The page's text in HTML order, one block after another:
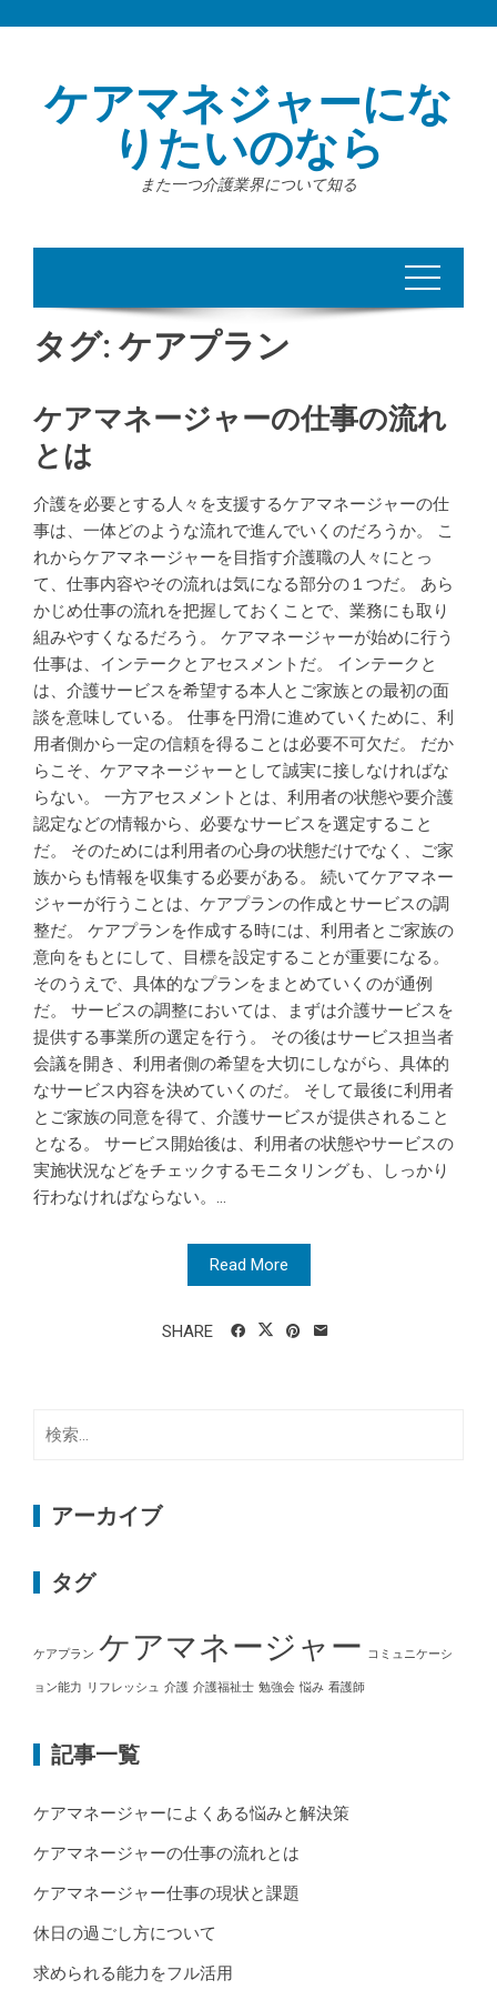
ケアマネジャーにな
りたいのなら
また一つ介護業界について知る
タグ: ケアプラン
ケアマネージャーの仕事の流れ
とは
介護を必要とする人々を支援するケアマネージャーの仕
事は、一体どのような流れで進んでいくのだろうか。 こ
れからケアマネージャーを目指す介護職の人々にとっ
て、仕事内容やその流れは気になる部分の１つだ。 あら
かじめ仕事の流れを把握しておくことで、業務にも取り
組みやすくなるだろう。 ケアマネージャーが始めに行う
仕事は、インテークとアセスメントだ。 インテークと
は、介護サービスを希望する本人とご家族との最初の面
談を意味している。 仕事を円滑に進めていくために、利
用者側から一定の信頼を得ることは必要不可欠だ。 だか
らこそ、ケアマネージャーとして誠実に接しなければな
らない。 一方アセスメントとは、利用者の状態や要介護
認定などの情報から、必要なサービスを選定すること
だ。 そのためには利用者の心身の状態だけでなく、ご家
族からも情報を収集する必要がある。 続いてケアマネー
ジャーが行うことは、ケアプランの作成とサービスの調
整だ。 ケアプランを作成する時には、利用者とご家族の
意向をもとにして、目標を設定することが重要になる。
そのうえで、具体的なプランをまとめていくのが通例
だ。 サービスの調整においては、まずは介護サービスを
提供する事業所の選定を行う。 その後はサービス担当者
会議を開き、利用者側の希望を大切にしながら、具体的
なサービス内容を決めていくのだ。 そして最後に利用者
とご家族の同意を得て、介護サービスが提供されること
となる。 サービス開始後は、利用者の状態やサービスの
実施状況などをチェックするモニタリングも、しっかり
行わなければならない。...
Read More
SHARE
索:
アーカイブ
タグ
ケアプラン ケアマネージャー コミュニケーシ
ョン能力 リフレッシュ 介護 介護福祉士 勉強会 悩み 看護師
記事一覧
ケアマネージャーによくある悩みと解決策
ケアマネージャーの仕事の流れとは
ケアマネージャー仕事の現状と課題
休日の過ごし方について
求められる能力をフル活用